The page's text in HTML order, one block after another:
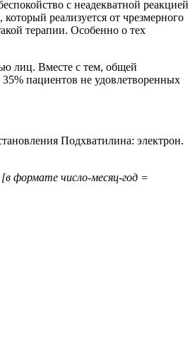
с неадекватной реакцией
реализуется от чрезмерного
терапии. Особенно о тех
лиц. Вместе с тем, общей
пациентов не удовлетворенных
Подхватилина: электрон.
формате число-месяц-год =